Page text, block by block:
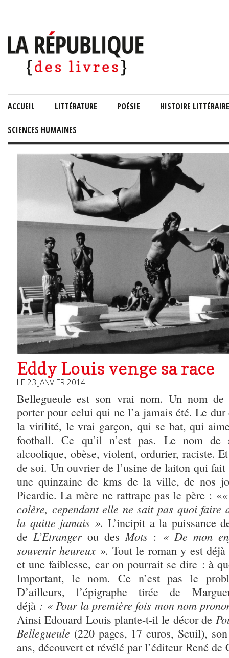
ACCUEIL LITTÉRATURE POÉSIE HISTOIRE LITTÉRAIRE
SCIENCES HUMAINES
Eddy Louis venge sa race
LE 23 JANVIER 2014
Bellegueule est son vrai nom. Un nom de
porter pour celui qui ne l’a jamais été. Le dur
la virilité, le vrai garçon, qui se bat, qui
football. Ce qu’il n’est pas. Le nom de
alcoolique, obèse, violent, ordurier, raciste.
de soi. Un ouvrier de l’usine de laiton qui
une quinzaine de kms de la ville, de nos
Picardie. La mère ne rattrape pas le père : «
colère, cependant elle ne sait pas quoi faire
la quitte jamais ». L’incipit a la puissance
de L’Etranger ou desMots : « De mon
souvenir heureux ». Tout le roman y est
et une faiblesse, car on pourrait se dire : à
Important, le nom. Ce n’est pas le
D’ailleurs, l’épigraphe tirée de
déjà : « Pour la première fois mon nom
Ainsi Edouard Louis plante-t-il le décor de
Bellegueule (220 pages, 17 euros, Seuil),
ans, découvert et révélé par l’éditeur René de